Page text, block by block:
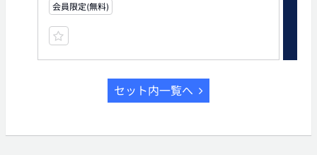
会員限定(無料)
セット内一覧へ